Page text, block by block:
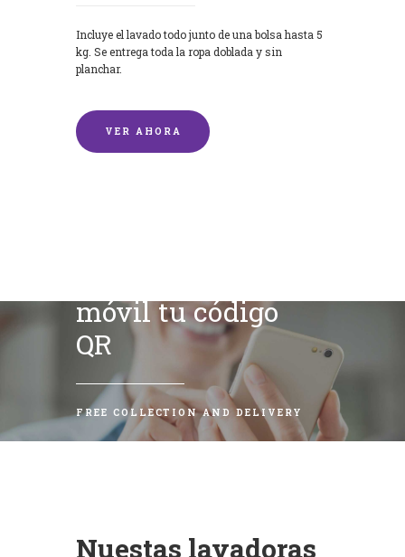
Incluye el lavado todo junto de una bolsa hasta 5
kg. Se entrega toda la ropa doblada y sin
planchar.
VER AHORA
móvil tu código
QR
FREE COLLECTION AND DELIVERY
Nuestas lavadoras